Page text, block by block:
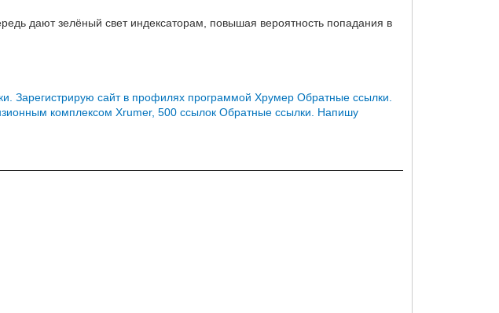
дают зелёный свет индексаторам, повышая вероятность попадания в
Зарегистрирую сайт в профилях программой Хрумер Обратные ссылки.
комплексом Xrumer, 500 ссылок Обратные ссылки. Напишу